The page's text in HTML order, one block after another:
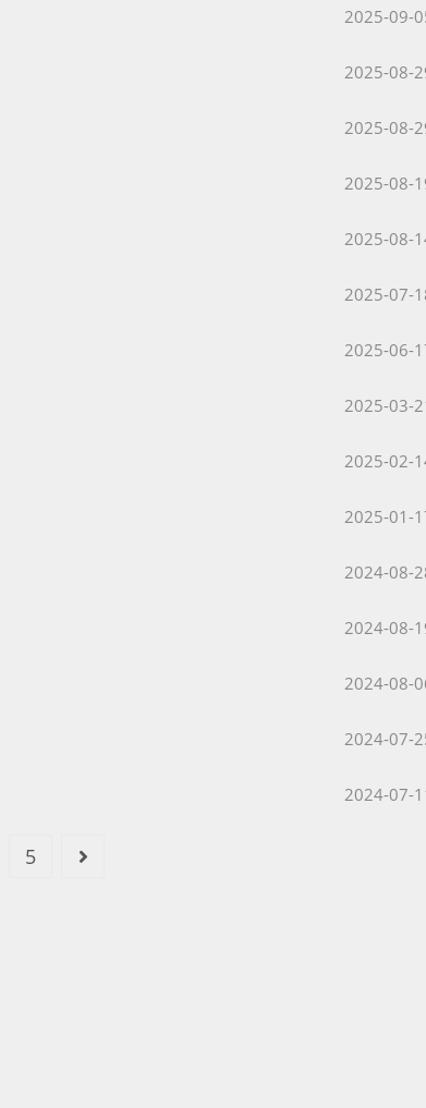
Post
2025-09-
Post
2025-08-
Post
2025-08-
Post
2025-08-
Post
2025-08-
Post
2025-07-
Post
2025-06-
Post
2025-03-
Post
2025-02-
Post
2025-01-
Post
2024-08-
Post
2024-08-
Post
2024-08-
Post
2024-07-
Post
2024-07-
5 Go to the next page